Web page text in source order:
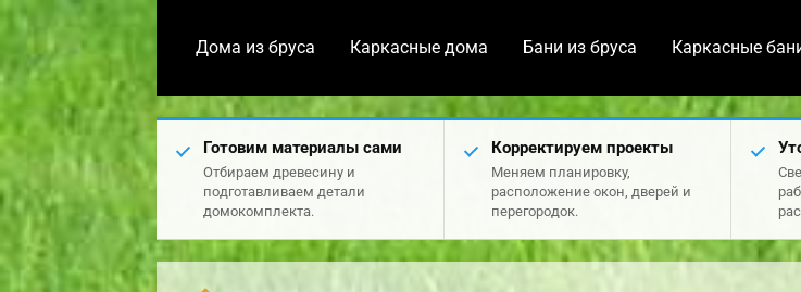
Дома из бруса Каркасные дома Бани из бруса Каркасные
Готовим материалы сами
Отбираем древесину и
подготавливаем детали
домокомплекта.
Корректируем проекты
Меняем планировку,
расположение окон, дверей и
перегородок.